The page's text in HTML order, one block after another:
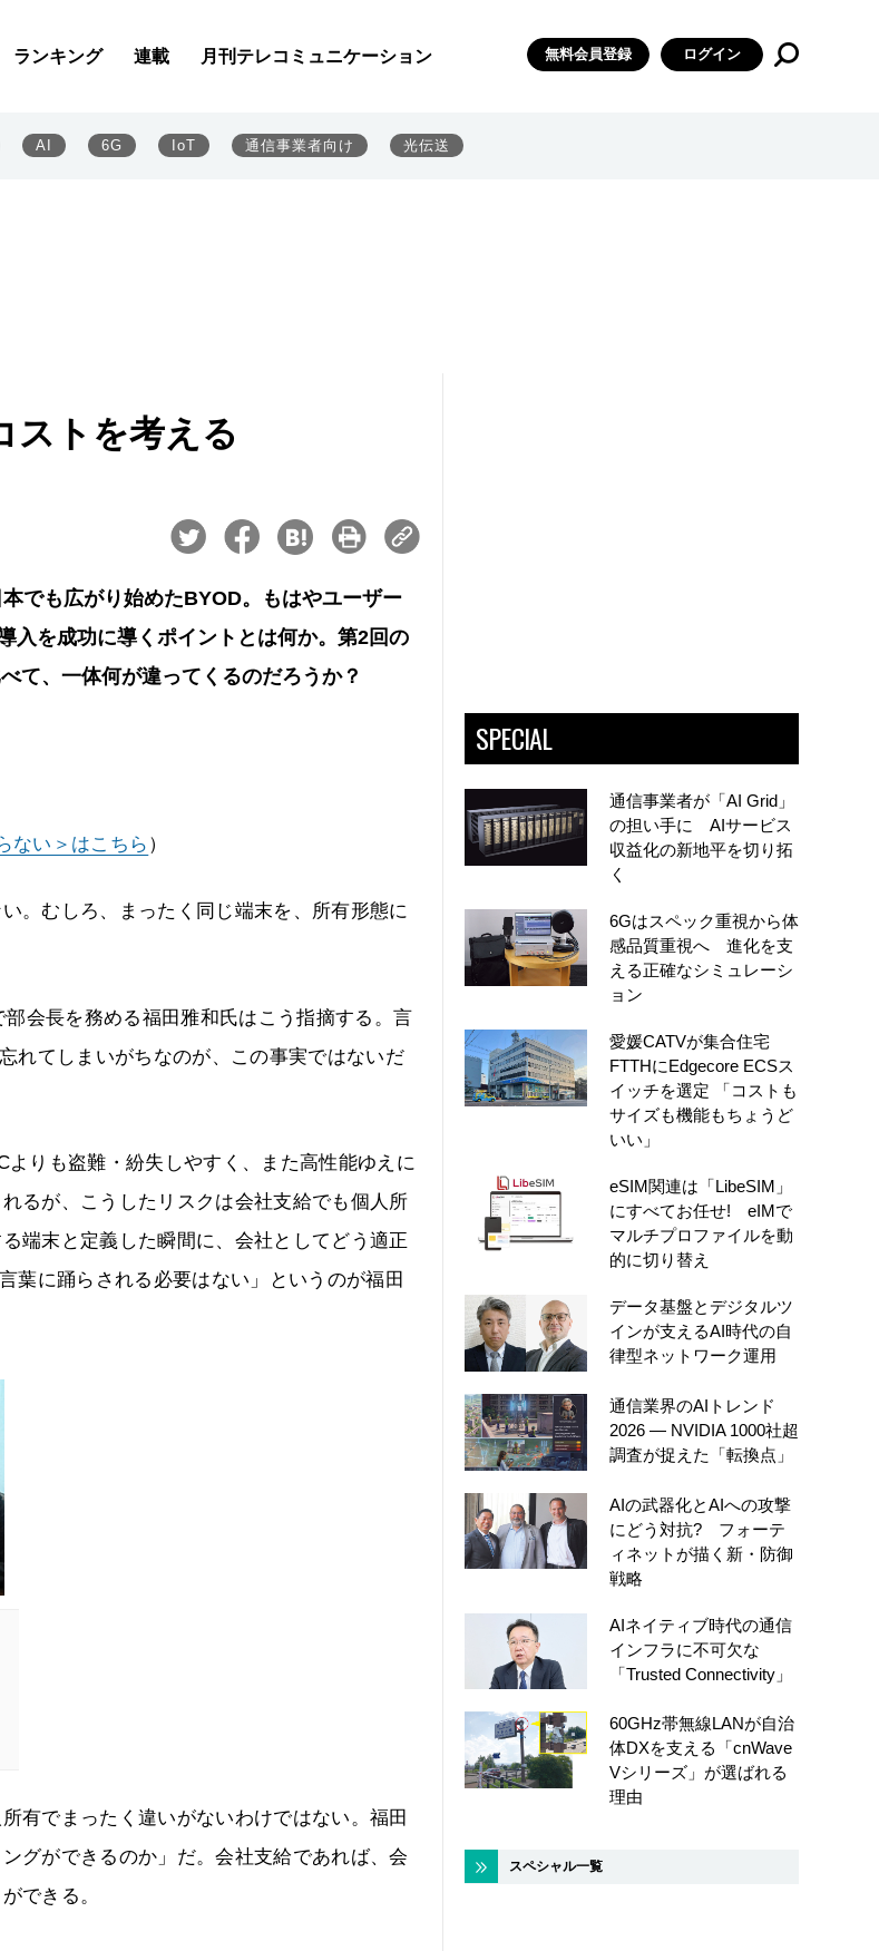
ランキング 連載 月刊テレコミュニケーション 無料会員登録 ログイン
AI 6G IoT 通信事業者向け 光伝送
ストを考える
でも広がり始めたBYOD。もはやユーザー
入を成功に導くポイントとは何か。第2回の
て、一体何が違ってくるのだろうか？
ない＞はこちら ）
。むしろ、まったく同じ端末を、所有形態に
会長を務める福田雅和氏はこう指摘する。言
れてしまいがちなのが、この事実ではないだ
りも盗難・紛失しやすく、また高性能ゆえに
るが、こうしたリスクは会社支給でも個人所
端末と定義した瞬間に、会社としてどう適正
葉に踊らされる必要はない」というのが福田
有でまったく違いがないわけではない。福田
グができるのか」だ。会社支給であれば、会
できる。
SPECIAL
通信事業者が「AI Grid」
の担い手に AIサービス
収益化の新地平を切り拓
く
6Gはスペック重視から体
感品質重視へ 進化を支
える正確なシミュレーシ
ョン
愛媛CATVが集合住宅
FTTHにEdgecore ECSス
イッチを選定 「コストも
サイズも機能もちょうど
いい」
eSIM関連は「LibeSIM」
にすべてお任せ! eIMで
マルチプロファイルを動
的に切り替え
データ基盤とデジタルツ
インが支えるAI時代の自
律型ネットワーク運用
通信業界のAIトレンド
2026 ― NVIDIA 1000社超
調査が捉えた「転換点」
AIの武器化とAIへの攻撃
にどう対抗? フォーテ
ィネットが描く新・防御
戦略
AIネイティブ時代の通信
インフラに不可欠な
「Trusted Connectivity」
60GHz帯無線LANが自治
体DXを支える「cnWave
Vシリーズ」が選ばれる
理由
スペシャル一覧